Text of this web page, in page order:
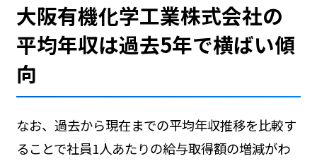
大阪有機化学工業株式会社の
平均年収は過去5年で横ばい傾
向
なお、過去から現在までの平均年収推移を比較す
ることで社員1人あたりの給与取得額の増減がわ